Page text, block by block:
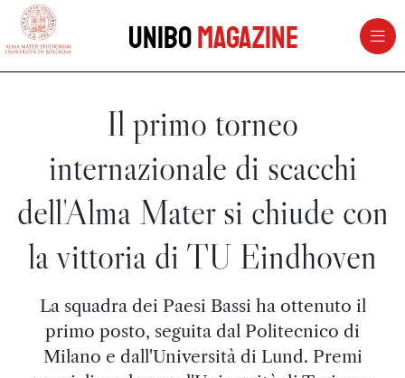
vai al contenuto della pagina
UniboMagazine
Il primo torneo
internazionale di scacchi
dell'Alma Mater si chiude con
la vittoria di TU Eindhoven
La squadra dei Paesi Bassi ha ottenuto il
primo posto, seguita dal Politecnico di
Milano e dall'Università di Lund. Premi